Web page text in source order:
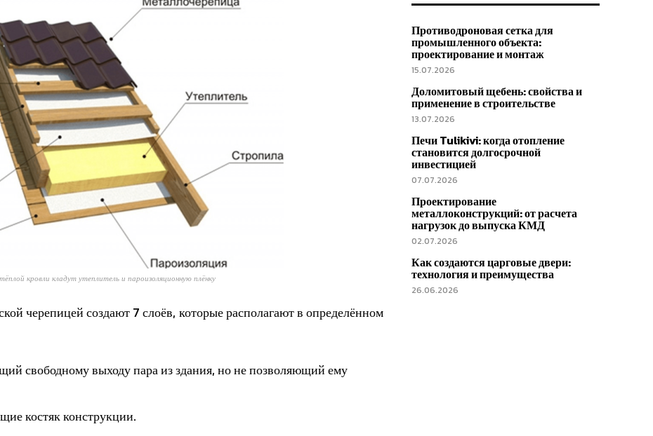
кровли кладут утеплитель и пароизоляционную плёнку
черепицей создают 7 слоёв, которые располагают в определённом
свободному выходу пара из здания, но не позволяющий ему
костяк конструкции.
Противодроновая сетка для
промышленного объекта:
проектирование и монтаж
15.07.2026
Доломитовый щебень: свойства и
применение в строительстве
13.07.2026
Печи Tulikivi: когда отопление
становится долгосрочной
инвестицией
07.07.2026
Проектирование
металлоконструкций: от расчета
нагрузок до выпуска КМД
02.07.2026
Как создаются царговые двери:
технология и преимущества
26.06.2026